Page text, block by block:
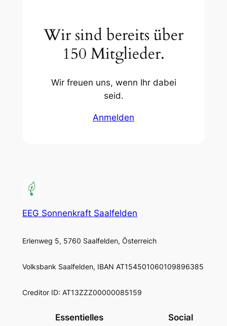
Wir sind bereits über
150 Mitglieder.
Wir freuen uns, wenn Ihr dabei
seid.
Anmelden
EEG Sonnenkraft Saalfelden
Erlenweg 5, 5760 Saalfelden, Österreich
Volksbank Saalfelden, IBAN AT154501060109896385
Creditor ID: AT13ZZZ00000085159
Essentielles Social